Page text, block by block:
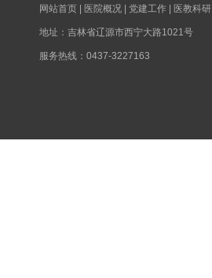
网站首页 | 医院概况 | 党建工作 | 医教科研
地址：吉林省辽源市西宁大路1021号
服务热线：0437-3227163